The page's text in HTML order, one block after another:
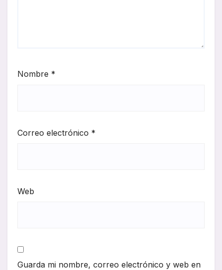
Nombre *
Correo electrónico *
Web
Guarda mi nombre, correo electrónico y web en